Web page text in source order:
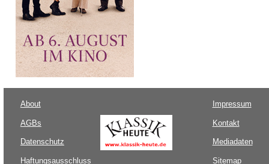
About
AGBs
Datenschutz
Haftungsausschluss
Impressum
Kontakt
Mediadaten
Sitemap